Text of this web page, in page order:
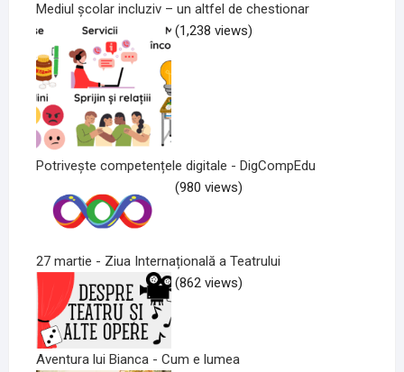
Mediul școlar incluziv – un altfel de chestionar
(1,238 views)
Potrivește competențele digitale - DigCompEdu
(980 views)
27 martie - Ziua Internațională a Teatrului
(862 views)
Aventura lui Bianca - Cum e lumea